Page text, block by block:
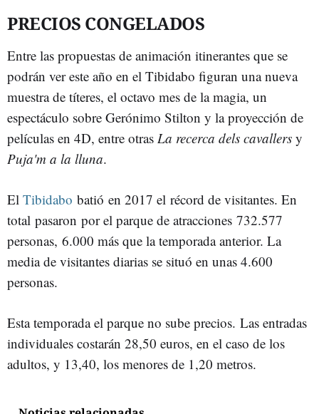
PRECIOS CONGELADOS
Entre las propuestas de animación itinerantes que se
podrán ver este año en el Tibidabo figuran una nueva
muestra de títeres, el octavo mes de la magia, un
espectáculo sobre Gerónimo Stilton y la proyección de
películas en 4D, entre otras La recerca dels cavallers y
Puja'm a la lluna.
El Tibidabo batió en 2017 el récord de visitantes. En
total pasaron por el parque de atracciones 732.577
personas, 6.000 más que la temporada anterior. La
media de visitantes diarias se situó en unas 4.600
personas.
Esta temporada el parque no sube precios. Las entradas
individuales costarán 28,50 euros, en el caso de los
adultos, y 13,40, los menores de 1,20 metros.